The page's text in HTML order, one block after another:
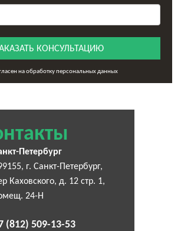
КОНСУЛЬТАЦИЮ
на обработку персональных данных
Петербург
г. Санкт-Петербург,
Каховского, д. 12 стр. 1,
24-Н
(812) 509-13-53